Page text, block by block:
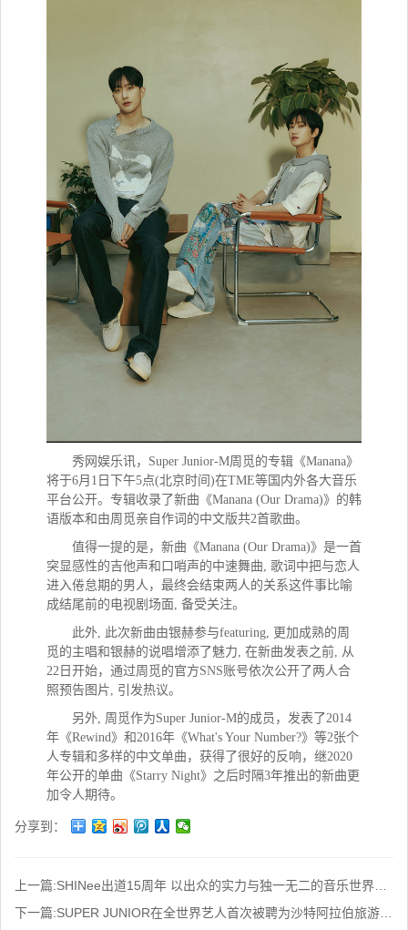
秀网娱乐讯， Super Junior-M周觅的专辑《Manana》
将于6月1日下午5点(北京时间 )在TME等国内外各大音乐
平台公开。专辑收录了新曲《Manana (Our Drama)》的韩
语版本和由周觅亲自作词的中文版共2首歌曲。
值得一提的是，新曲《Manana (Our Drama)》是一首
突显感性的吉他声和口哨声的中速舞曲, 歌词中把与恋人
进入倦怠期的男人，最终会结束两人的关系这件事比喻
成结尾前的电视剧场面, 备受关注。
此外, 此次新曲由银赫参与featuring, 更加成熟的周
觅的主唱和银赫的说唱增添了魅力, 在新曲发表之前, 从
22日 开始，通过周觅的官方SNS账号依次公开了两人合
照预告图片, 引发热议。
另外, 周觅作为Super Junior-M的成员 ， 发表了2014
年《Rewind》和2016年《What's Your Number?》等2张个
人专辑和多样的中文单曲 ， 获得了很好的反响 ， 继2020
年公开的单曲《Starry Night》之后时隔3年推出的新曲更
加令人期待。
分享到：
上一篇:SHINee出道15周年 以出众的实力与独一无二的音乐世界彰显闪亮的存在感
下一篇:SUPER JUNIOR在全世界艺人首次被聘为沙特阿拉伯旅游厅宣传大使